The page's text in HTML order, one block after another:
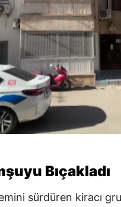
Bıçakladı
sürdüren kiracı